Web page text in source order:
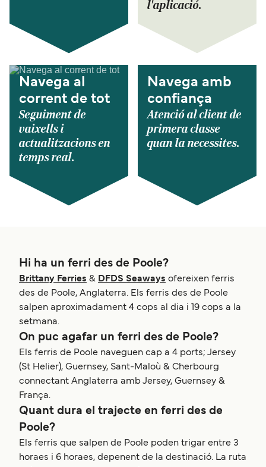
l'aplicació.
Navega al
corrent de tot
Seguiment de
vaixells i
actualitzacions en
temps real.
Navega amb
confiança
Atenció al client de
primera classe
quan la necessites.
Hi ha un ferri des de Poole?
Brittany Ferries & DFDS Seaways ofereixen ferris
des de Poole, Anglaterra. Els ferris des de Poole
salpen aproximadament 4 cops al dia i 19 cops a la
setmana.
On puc agafar un ferri des de Poole?
Els ferris de Poole naveguen cap a 4 ports; Jersey
(St Helier), Guernsey, Sant-Maloù & Cherbourg
connectant Anglaterra amb Jersey, Guernsey &
França.
Quant dura el trajecte en ferri des de
Poole?
Els ferris que salpen de Poole poden trigar entre 3
horaes i 6 horaes, depenent de la destinació. La ruta